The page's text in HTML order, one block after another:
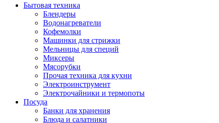
Бытовая техника
Блендеры
Водонагреватели
Кофемолки
Машинки для стрижки
Мельницы для специй
Миксеры
Мясорубки
Прочая техника для кухни
Электроинструмент
Электрочайники и термопоты
Посуда
Банки для хранения
Блюда и салатники